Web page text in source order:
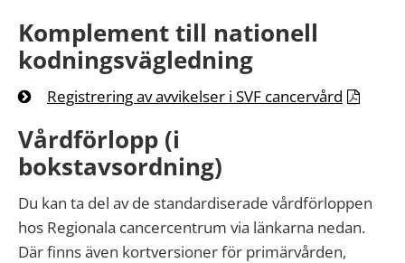
Komplement till nationell
kodningsvägledning
Registrering av avvikelser i SVF cancervård
Vårdförlopp (i
bokstavsordning)
Du kan ta del av de standardiserade vårdförloppen
hos Regionala cancercentrum via länkarna nedan.
Där finns även kortversioner för primärvården,